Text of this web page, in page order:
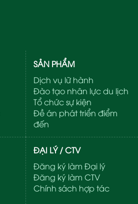
SẢN PHẨM
Dịch vụ lữ hành
Đào tạo nhân lực du lịch
Tổ chức sự kiện
Đề án phát triển điểm
đến
ĐẠI LÝ / CTV
Đăng ký làm Đại lý
Đăng ký làm CTV
Chính sách hợp tác